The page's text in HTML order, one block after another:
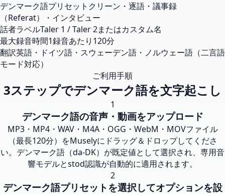
デンマーク語プリセット クリーン・逐語・議事録
（Referat）・インタビュー
話者ラベルTaler 1 / Taler 2またはカスタム名
最大録音時間1録音あたり120分
翻訳英語・ドイツ語・スウェーデン語・ノルウェー語（二言語
モード対応）
ご利用手順
3ステップでデンマーク語を文字起こし
1
デンマーク語の音声・動画をアップロード
MP3・MP4・WAV・M4A・OGG・WebM・MOVファイル
（最長120分）をMuselyにドラッグ＆ドロップしてくださ
い。デンマーク語（da-DK）が既定値として選択され、専用音
響モデルとstod認識が自動的に適用されます。
2
デンマーク語プリセットを選択してオプションを設